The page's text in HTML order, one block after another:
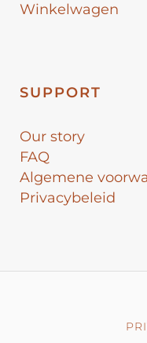
Winkelwagen
SUPPORT
Our story
FAQ
Algemene
Privacybeleid